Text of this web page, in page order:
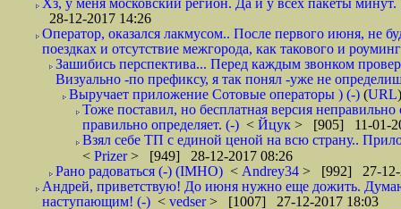
Хз, у меня московский регион. Да и у всех пакеты
28-12-2017 14:26
Оператор, оказался лакмусом.. После первого июня, не
поездках и отсутствие межгорода, как такового и
Зашибись перспектива... Перед каждым звонком
Визуально -по префиксу, я так понял -уже не
Выручает приложение Сотовые операторы ) (-) (URL
Тоже поставил, но бесплатная версия
правильно определяет. (-) < Йцук > [905] 11-01-
Взял себе ТП с единой ценой на всю страну..
< Prizer> [949] 28-12-2017 08:26
Рано радоваться (-) (IMHO) < Andrey34 > [992] 27-12-
Андрей, приветствую! До июня нужно еще дожить.
наступающим! (-) < vedser> [1007] 27-12-2017 18:03